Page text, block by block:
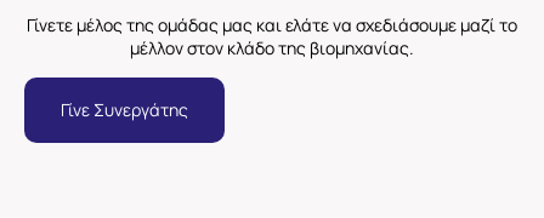
Γίνετε μέλος της ομάδας μας και ελάτε να σχεδιάσουμε μαζί το
μέλλον στον κλάδο της βιομηχανίας.
Γίνε Συνεργάτης